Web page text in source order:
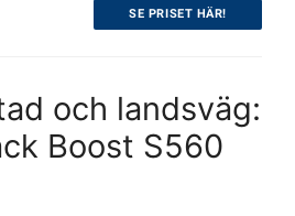
SE PRISET HÄR!
och landsväg:
Boost S560